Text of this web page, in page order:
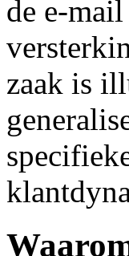
de e-
zaak is